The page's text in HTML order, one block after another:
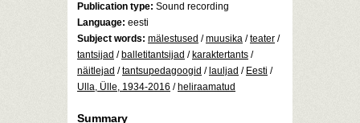
Publication type: Sound recording
Language: eesti
Subject words: mälestused /muusika /teater /
tantsijad / balletitantsijad / karaktertants /
näitlejad /tantsupedagoogid / lauljad / Eesti /
Ulla, Ülle, 1934-2016 / heliraamatud
Summary